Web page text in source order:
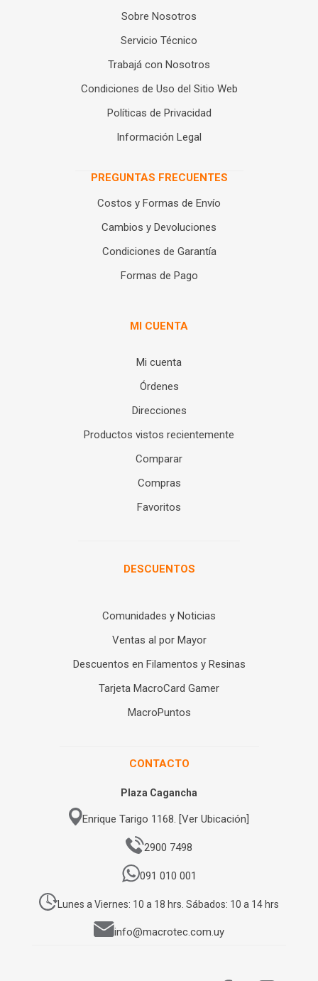
Sobre Nosotros
Servicio Técnico
Trabajá con Nosotros
Condiciones de Uso del Sitio Web
Políticas de Privacidad
Información Legal
PREGUNTAS FRECUENTES
Costos y Formas de Envío
Cambios y Devoluciones
Condiciones de Garantía
Formas de Pago
MI CUENTA
Mi cuenta
Órdenes
Direcciones
Productos vistos recientemente
Comparar
Compras
Favoritos
DESCUENTOS
Comunidades y Noticias
Ventas al por Mayor
Descuentos en Filamentos y Resinas
Tarjeta MacroCard Gamer
MacroPuntos
CONTACTO
Plaza Cagancha
Enrique Tarigo 1168. [Ver Ubicación]
2900 7498
091 010 001
Lunes a Viernes: 10 a 18 hrs. Sábados: 10 a 14 hrs
info@macrotec.com.uy